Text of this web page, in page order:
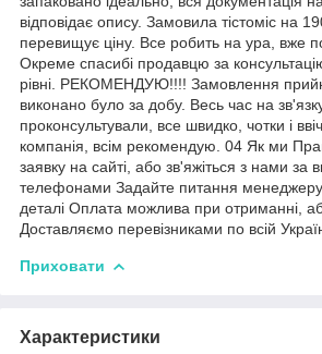
відповідає опису. Замовила тістоміс на
перевищує ціну. Все робить на ура, вже
Окреме спасибі продавцю за
рівні. РЕКОМЕНДУЮ!!!! Замовлення
виконано було за добу. Весь час на
проконсультували, все швидко, чотки і
компанія, всім рекомендую. 04 Як ми
заявку на сайті, або зв'яжіться з нами за
телефонами Задайте питання менеджеру
деталі Оплата можлива при отриманні,
Доставляємо перевізниками по всій
Приховати
Характеристики